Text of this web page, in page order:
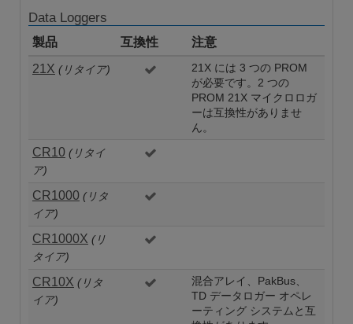
Data Loggers
製品 互換性
注意
21X (リタイア)
21X には 3 つの PROM
が必要です。2 つの
PROM 21X マイクロロガ
ーは互換性がありませ
ん。
CR10 (リタイ
ア)
CR1000 (リタ
イア)
CR1000X (リ
タイア)
CR10X (リタ
イア)
混合アレイ、PakBus、
TD データロガー オペレ
ーティング システムと互